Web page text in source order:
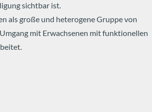
sichtbar ist.
als große und heterogene Gruppe von
mit Erwachsenen mit funktionellen